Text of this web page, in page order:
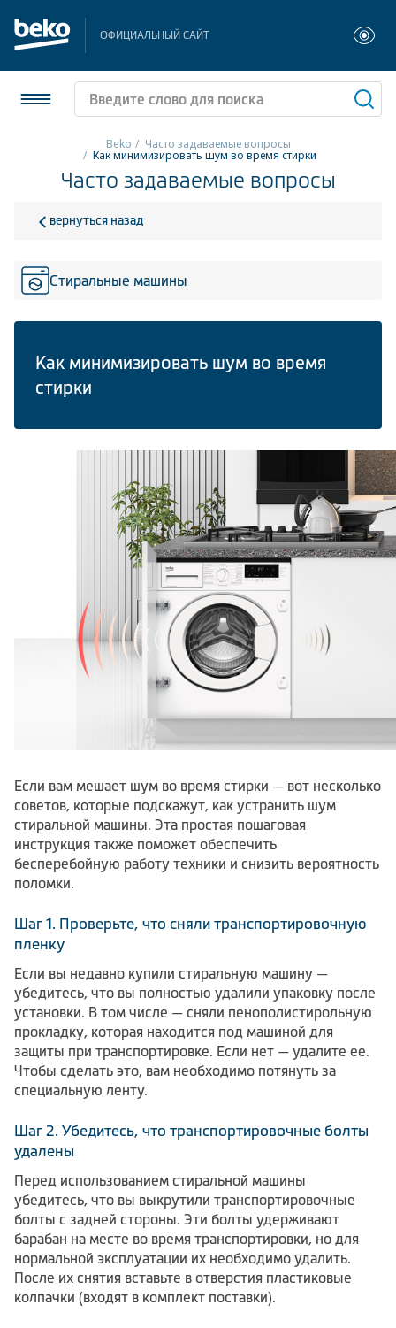
ОФИЦИАЛЬНЫЙ САЙТ
Холодильники и морозильники
Стиральные и сушильные машины
Плиты
Малая бытовая техника
Beko Часто задаваемые вопросы
Как минимизировать шум во время стирки
Часто задаваемые вопросы
вернуться назад
Стиральные машины
Как минимизировать шум во время
стирки
Если вам мешает шум во время стирки — вот несколько
советов, которые подскажут, как устранить шум
стиральной машины. Эта простая пошаговая
инструкция также поможет обеспечить
бесперебойную работу техники и снизить вероятность
поломки.
Шаг 1. Проверьте, что сняли транспортировочную
пленку
Если вы недавно купили стиральную машину —
убедитесь, что вы полностью удалили упаковку после
установки. В том числе — сняли пенополистирольную
прокладку, которая находится под машиной для
защиты при транспортировке. Если нет — удалите ее.
Чтобы сделать это, вам необходимо потянуть за
специальную ленту.
Шаг 2. Убедитесь, что транспортировочные болты
удалены
Перед использованием стиральной машины
убедитесь, что вы выкрутили транспортировочные
болты с задней стороны. Эти болты удерживают
барабан на месте во время транспортировки, но для
нормальной эксплуатации их необходимо удалить.
После их снятия вставьте в отверстия пластиковые
колпачки (входят в комплект поставки).